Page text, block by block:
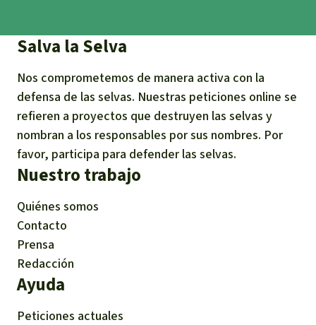
Salva la Selva
Nos comprometemos de manera activa con la
defensa de las selvas. Nuestras peticiones online se
refieren a proyectos que destruyen las selvas y
nombran a los responsables por sus nombres. Por
favor, participa para defender las selvas.
Nuestro trabajo
Quiénes somos
Contacto
Prensa
Redacción
Ayuda
Peticiones actuales